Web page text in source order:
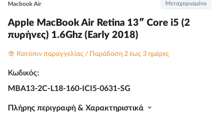
Macbook Air Μεταχειρισμένο
Apple MacBook Air Retina 13″ Core i5 (2
πυρήνες) 1.6Ghz (Early 2018)
Κατόπιν παραγγελίας / Παράδοση 2 έως 3 ημέρες
Κωδικός:
MBA13-2C-L18-160-ICI5-0631-SG
Πλήρης περιγραφή & Χαρακτηριστικά